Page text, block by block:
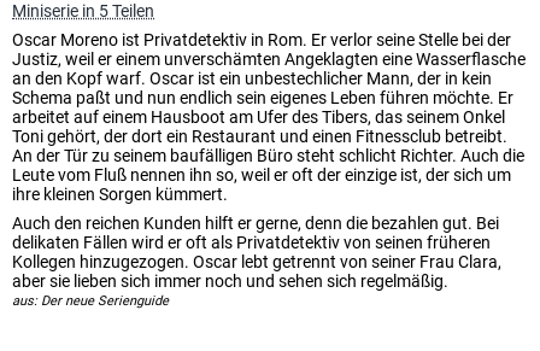
Miniserie in 5 Teilen
Oscar Moreno ist Privatdetektiv in Rom. Er verlor seine Stelle bei der
Justiz, weil er einem unverschämten Angeklagten eine Wasserflasche
an den Kopf warf. Oscar ist ein unbestechlicher Mann, der in kein
Schema paßt und nun endlich sein eigenes Leben führen möchte. Er
arbeitet auf einem Hausboot am Ufer des Tibers, das seinem Onkel
Toni gehört, der dort ein Restaurant und einen Fitnessclub betreibt.
An der Tür zu seinem baufälligen Büro steht schlicht Richter. Auch die
Leute vom Fluß nennen ihn so, weil er oft der einzige ist, der sich um
ihre kleinen Sorgen kümmert.
Auch den reichen Kunden hilft er gerne, denn die bezahlen gut. Bei
delikaten Fällen wird er oft als Privatdetektiv von seinen früheren
Kollegen hinzugezogen. Oscar lebt getrennt von seiner Frau Clara,
aber sie lieben sich immer noch und sehen sich regelmäßig.
aus: Der neue Serienguide